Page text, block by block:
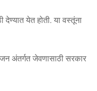
येत होती. या वस्तूंना
अंतर्गत जेवणासाठी सरकार